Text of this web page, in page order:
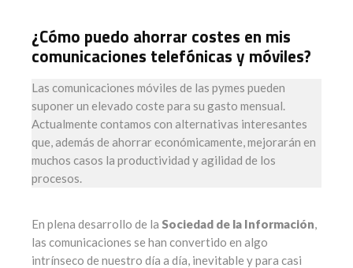
¿Cómo puedo ahorrar costes en mis
comunicaciones telefónicas y móviles?
Las comunicaciones móviles de las pymes pueden
suponer un elevado coste para su gasto mensual.
Actualmente contamos con alternativas interesantes
que, además de ahorrar económicamente, mejorarán en
muchos casos la productividad y agilidad de los
procesos.
En plena desarrollo de la Sociedad de la Información,
las comunicaciones se han convertido en algo
intrínseco de nuestro día a día, inevitable y para casi